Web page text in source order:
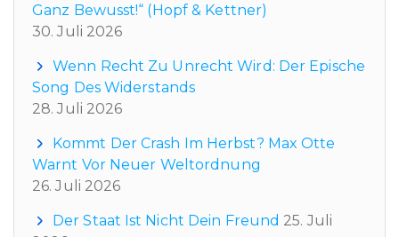
Ganz Bewusst!“ (Hopf & Kettner)
30. Juli 2026
Wenn Recht Zu Unrecht Wird: Der Epische
Song Des Widerstands
28. Juli 2026
Kommt Der Crash Im Herbst? Max Otte
Warnt Vor Neuer Weltordnung
26. Juli 2026
Der Staat Ist Nicht Dein Freund 25. Juli